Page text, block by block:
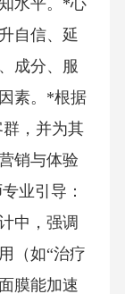
水平。*心
自信、延
成分、服
素。*根据
，并为其
销与体验
业引导：
中，强调
（如“治疗
膜能加速